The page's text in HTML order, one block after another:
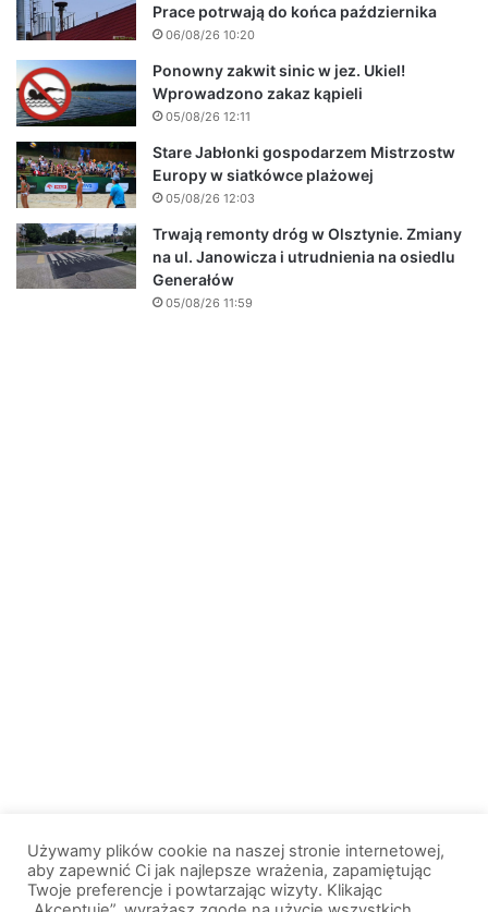
Prace potrwają do końca października
06/08/26 10:20
Ponowny zakwit sinic w jez. Ukiel!
Wprowadzono zakaz kąpieli
05/08/26 12:11
Stare Jabłonki gospodarzem Mistrzostw
Europy w siatkówce plażowej
05/08/26 12:03
Trwają remonty dróg w Olsztynie. Zmiany
na ul. Janowicza i utrudnienia na osiedlu
Generałów
05/08/26 11:59
Używamy plików cookie na naszej stronie internetowej,
aby zapewnić Ci jak najlepsze wrażenia, zapamiętując
Twoje preferencje i powtarzając wizyty. Klikając